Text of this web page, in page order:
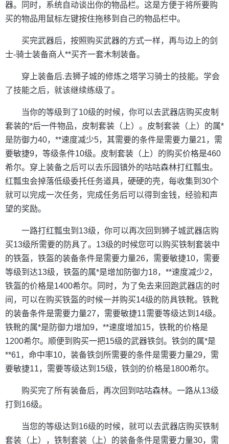
器。同时，系统自动谈出你的物品栏。这是方便于将所要购
买的物品用鼠标左键按住拖移到自己的物品栏中。
买完武器后，按照购买武器的方式一样，再与边上的剑
士-骑士装备商人**买齐一套木制装备。
穿上装备后.去狮子城的修炼之塔学习骑士的技能。学会
了技能之后，就该继续练级了。
当你的等级到了10级的时候，你可以去武器店购买皮制
套装的*后一件物品，皮制套装（上）。皮制套装（上）的属*
是防御力40，**速度减少5，其需要的条件是需要力量21，需
要敏捷9，等级条件10级。皮制套装（上）的购买价格是460
希尔。穿上装备之后可以去乐园镇外的咕咕森林打红瓢虫。
红瓢虫会掉落低级委托任务道具，硬硬的壳，每收集到30个
就可以完成一次任务，完成任务后可以得到金钱，经验和声
望的奖励。
一路打红瓢虫到13级，你可以再次回到狮子城武器店购
买13级所需要的防具了。13级的时候您可以购买铁制套装中
的铁盔，铁盔的装备条件是需要力量26，需要敏捷10，需要
等级到达13级，铁盔的属*是增加防御力18，**速度减少2，
铁盔的价格是1400希尔。同时，为了免去来回跑武器店的时
间，可以在购买铁盔的时候一并购买14级的防具铁靴。铁靴
的装备条件是需要力量27，需要敏捷11需要等级达到14级。
铁靴的属*是防御力增加9，**速度增加15，铁靴的价格是
1200希尔。顺便到购买一把15级的武器铁剑。铁剑的属*是
**61，命中率10，装备铁剑所需要的条件是需要力量29，需
要敏捷11，需要等级达到15级，铁剑的价格是1800希尔。
购买完了所有装备后，再次回到咕咕森林。一路从13级
打到16级。
当您的等级达到16级的时候，就可以去武器店购买铁制
套装（上），铁制套装（上）的装备条件是需要力量30，需